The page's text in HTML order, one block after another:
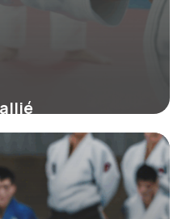
judokas exigeants